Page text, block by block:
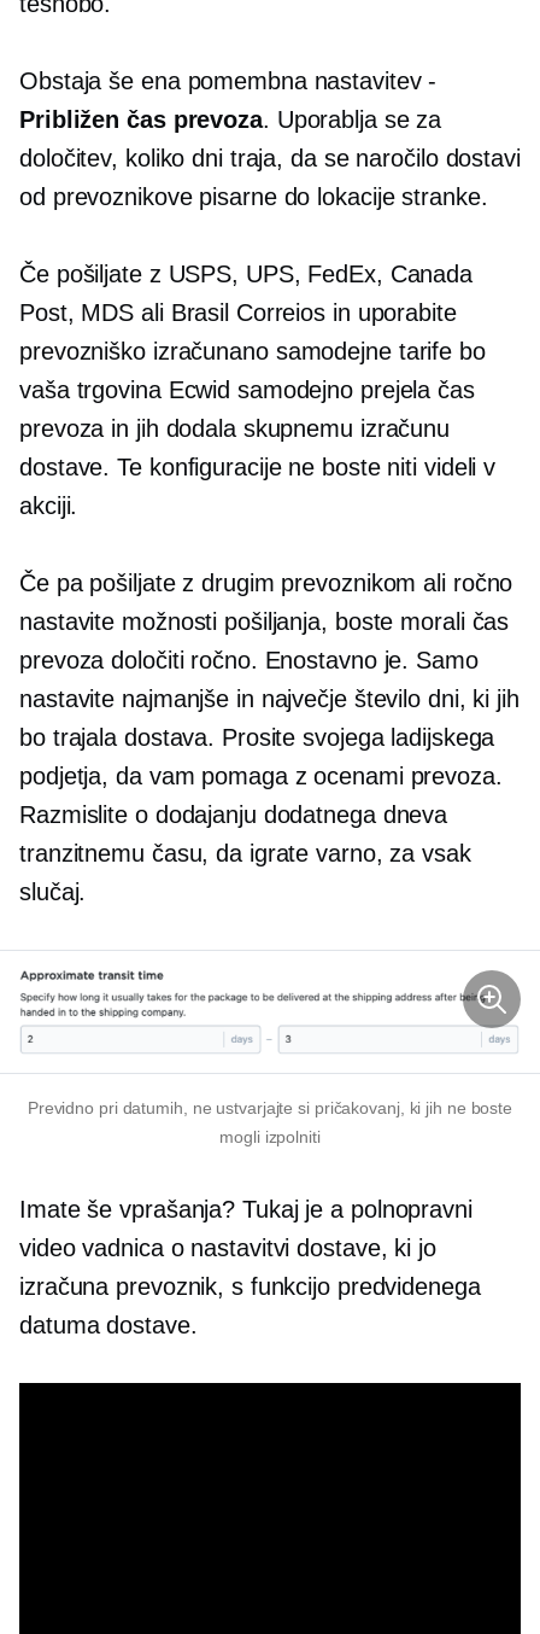
Obstaja še ena pomembna nastavitev -
Približen čas prevoza. Uporablja se za
določitev, koliko dni traja, da se naročilo dostavi
od prevoznikove pisarne do lokacije stranke.
Če pošiljate z USPS, UPS, FedEx, Canada
Post, MDS ali Brasil Correios in uporabite
prevozniško izračunanosamodejne tarife bo
vaša trgovina Ecwid samodejno prejela čas
prevoza in jih dodala skupnemu izračunu
dostave. Te konfiguracije ne boste niti videli v
akciji.
Če pa pošiljate z drugim prevoznikom ali ročno
nastavite možnosti pošiljanja, boste morali čas
prevoza določiti ročno. Enostavno je. Samo
nastavite najmanjše in največje število dni, ki jih
bo trajala dostava. Prosite svojega ladijskega
podjetja, da vam pomaga z ocenami prevoza.
Razmislite o dodajanju dodatnega dneva
tranzitnemu času, da igrate varno, za vsak
slučaj.
Previdno pri datumih, ne ustvarjajte si pričakovanj, ki jih ne boste
mogli izpolniti
Imate še vprašanja? Tukaj je a polnopravni
video vadnica o nastavitvi dostave, ki jo
izračuna prevoznik, s funkcijo predvidenega
datuma dostave.